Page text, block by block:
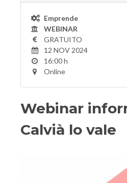
Emprende
WEBINAR
GRATUITO
12 NOV 2024
16:00 h
Online
Webinar
Calvià lo vale